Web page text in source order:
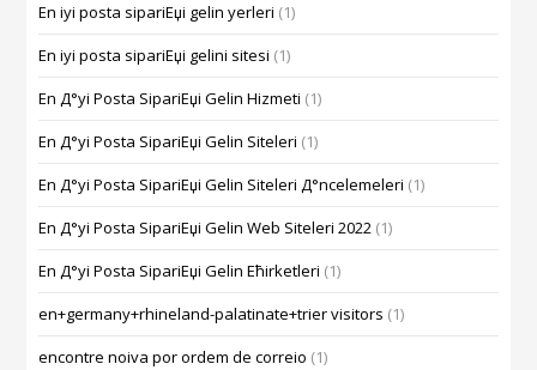
En iyi posta sipariЕџi gelin yerleri (1)
En iyi posta sipariЕџi gelini sitesi (1)
En Д°yi Posta SipariЕџi Gelin Hizmeti (1)
En Д°yi Posta SipariЕџi Gelin Siteleri (1)
En Д°yi Posta SipariЕџi Gelin Siteleri Д°ncelemeleri (1)
En Д°yi Posta SipariЕџi Gelin Web Siteleri 2022 (1)
En Д°yi Posta SipariЕџi Gelin Ећirketleri (1)
en+germany+rhineland-palatinate+trier visitors (1)
encontre noiva por ordem de correio (1)